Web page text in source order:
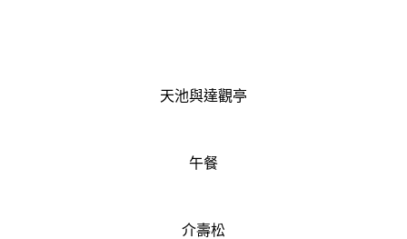
天池與達觀亭
午餐
介壽松